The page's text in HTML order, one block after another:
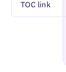
TOC link